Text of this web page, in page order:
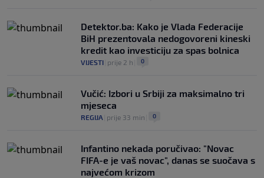
Detektor.ba: Kako je Vlada Federacije
BiH prezentovala nedogovoreni kineski
kredit kao investiciju za spas bolnica
VIJESTI prije 2 h 0
Vučić: Izbori u Srbiji za maksimalno tri
mjeseca
REGIJA prije 33 min 0
Infantino nekada poručivao: "Novac
FIFA-e je vaš novac", danas se suočava s
najvećom krizom